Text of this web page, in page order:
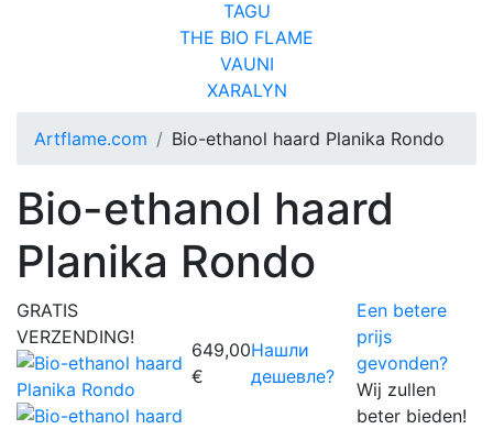
TAGU
THE BIO FLAME
VAUNI
XARALYN
Artflame.com Bio-ethanol haard Planika Rondo
Bio-ethanol haard
Planika Rondo
GRATIS
VERZENDING!
649,00
€
Нашли
дешевле?
Een betere
prijs
gevonden?
Wij zullen
beter bieden!